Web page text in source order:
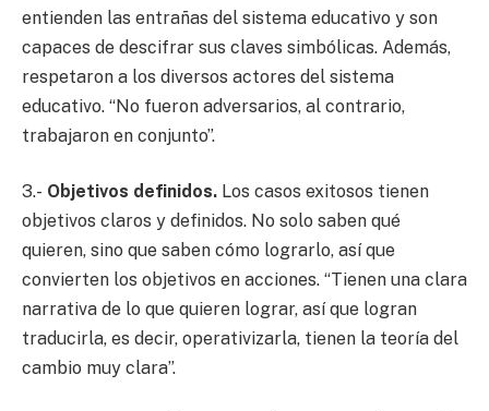
entienden las entrañas del sistema educativo y son
capaces de descifrar sus claves simbólicas. Además,
respetaron a los diversos actores del sistema
educativo. “No fueron adversarios, al contrario,
trabajaron en conjunto”.
3.- Objetivos definidos. Los casos exitosos tienen
objetivos claros y definidos. No solo saben qué
quieren, sino que saben cómo lograrlo, así que
convierten los objetivos en acciones. “Tienen una clara
narrativa de lo que quieren lograr, así que logran
traducirla, es decir, operativizarla, tienen la teoría del
cambio muy clara”.